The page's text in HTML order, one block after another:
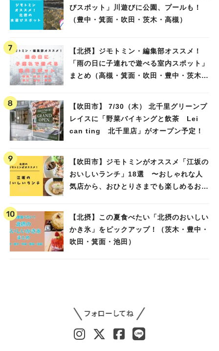
びスポット」川遊びに公園、プールも！
（豊中・箕面・吹田・茨木・高槻）
【北摂】ジモトミン・編集部オススメ！
「雨の日に子連れで遊べる室内スポット」
まとめ（高槻・箕面・吹田・豊中・茨木・
【吹田市】 7/30（木） 北千里グリーンプ
レイスに「野菜バイキングと飲茶 Lei
can ting 北千里店」がオープン予定！
【吹田市】ジモトミンがオススメ「江坂の
おいしいランチ」18選 〜おしゃれな人
気店から、おひとりさまでも楽しめるお店
【北摂】この夏食べたい「北摂のおいしい
かき氷」をピックアップ！（茨木・豊中・
吹田・箕面・池田）